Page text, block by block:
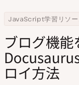
価格設定
お問い合わせ
Home
リソースセンター
JavaScript学習リソー
ブログ機能を搭載した
ブログ機
ロイ方法